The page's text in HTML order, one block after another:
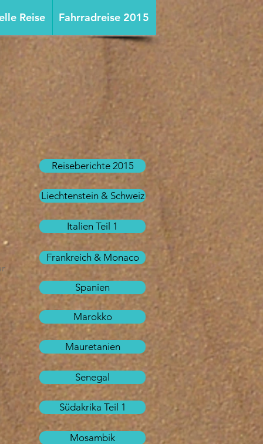
Reise Fahrradreise 2015
Reiseberichte 2015
Liechtenstein & Schweiz
Italien Teil 1
Frankreich & Monaco
Spanien
Marokko
Mauretanien
Senegal
Südakrika Teil 1
Mosambik